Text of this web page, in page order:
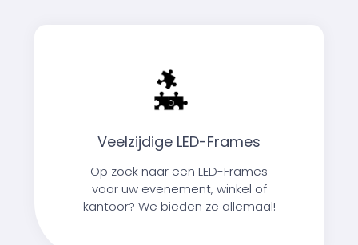
Veelzijdige LED-Frames
Op zoek naar een LED-Frames
voor uw evenement, winkel of
kantoor? We bieden ze allemaal!